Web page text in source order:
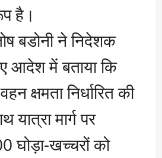
है।
बडोनी ने निदेशक
आदेश में बताया कि
क्षमता निर्धारित की
यात्रा मार्ग पर
घोड़ा-खच्चरों को